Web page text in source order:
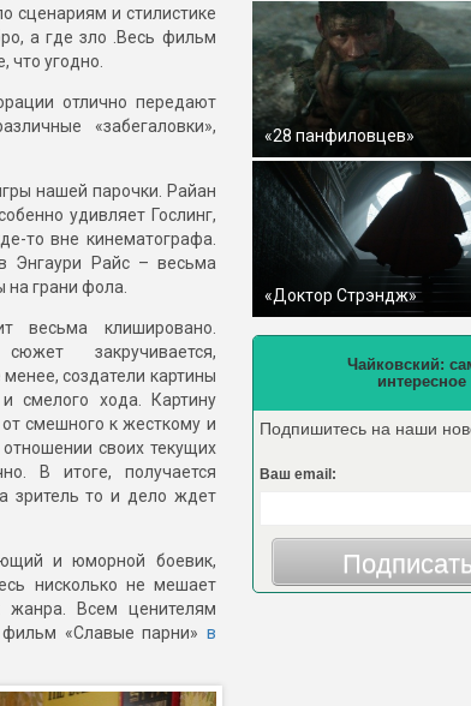
сценариям и стилистике
а где зло .Весь фильм
что угодно.
отлично передают
«забегаловки»,
нашей парочки. Райан
удивляет Гослинг,
то вне кинематографа.
Энгаури Райс – весьма
на грани фола.
весьма клишировано.
закручивается,
создатели картины
смелого хода. Картину
смешного к жесткому и
своих текущих
В итоге, получается
зритель то и дело ждет
и юморной боевик,
нисколько не мешает
жанра. Всем ценителям
фильм «Славые парни» в
«28 панфиловцев»
«Доктор Стрэндж»
Чайковский:
интересное
Подпишитесь на наши
Ваш email: